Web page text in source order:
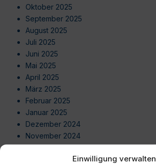
Einwilligung verwalten
Oktober 2025
September 2025
August 2025
Juli 2025
Juni 2025
Mai 2025
April 2025
März 2025
Februar 2025
Januar 2025
Dezember 2024
November 2024
Oktober 2024
September 2024